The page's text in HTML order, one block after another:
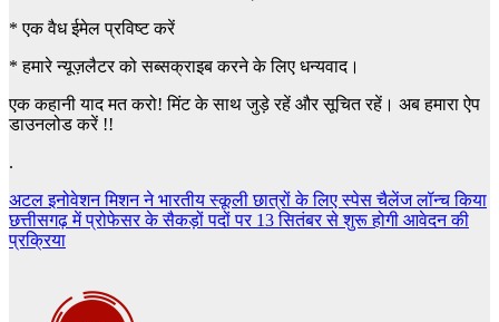
* एक वैध ईमेल प्रविष्ट करें
* हमारे न्यूज़लैटर को सब्सक्राइब करने के लिए धन्यवाद।
एक कहानी याद मत करो! मिंट के साथ जुड़े रहें और सूचित रहें। अब हमारा ऐप
डाउनलोड करें !!
.
Post
navigation
अटल इनोवेशन मिशन ने भारतीय स्कूली छात्रों के लिए स्पेस चैलेंज लॉन्च किया
छत्तीसगढ़ में प्रोफेसर के सैकड़ों पदों पर 13 सितंबर से शुरू होगी आवेदन की
प्रक्रिया